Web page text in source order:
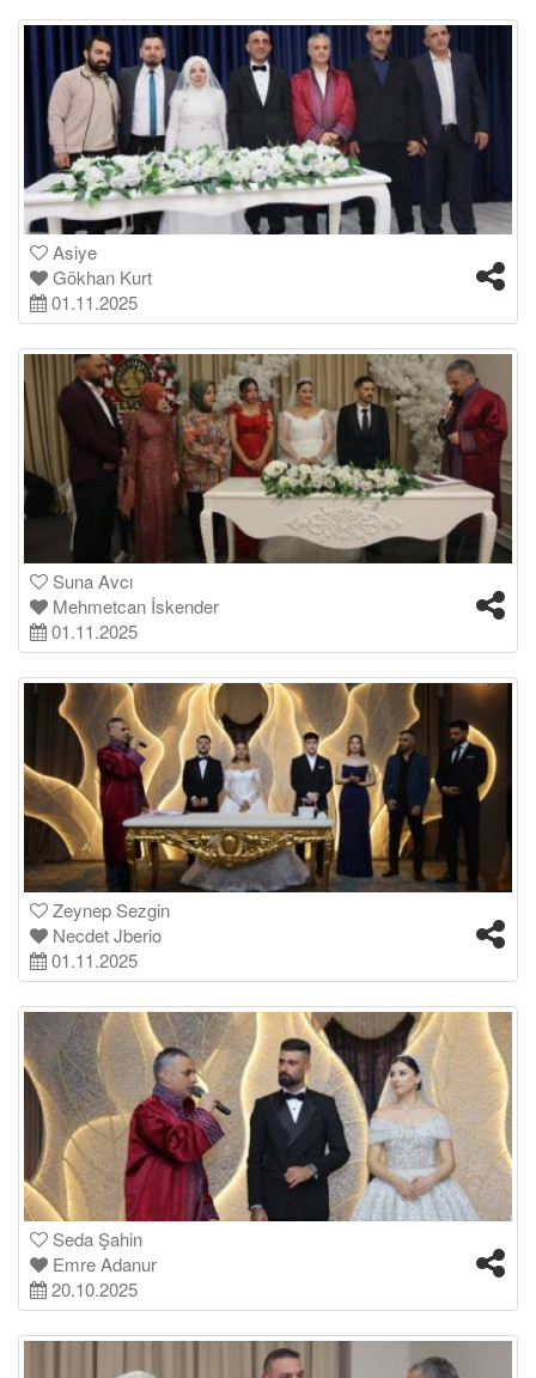
Asiye
Gökhan Kurt
01.11.2025
Suna Avcı
Mehmetcan İskender
01.11.2025
Zeynep Sezgin
Necdet Jberio
01.11.2025
Seda Şahin
Emre Adanur
20.10.2025